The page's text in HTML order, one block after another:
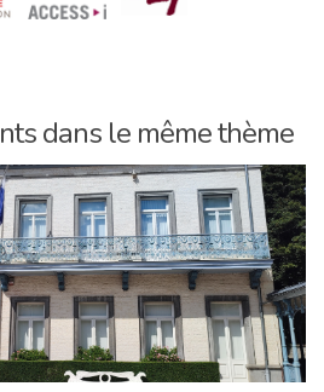
dans le même thème